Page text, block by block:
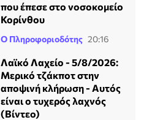
που έπεσε στο νοσοκομείο
Κορίνθου
Ο Πληροφοριοδότης 20:16
Λαϊκό Λαχείο - 5/8/2026:
Μερικό τζάκποτ στην
αποψινή κλήρωση - Αυτός
είναι ο τυχερός λαχνός
(Βίντεο)